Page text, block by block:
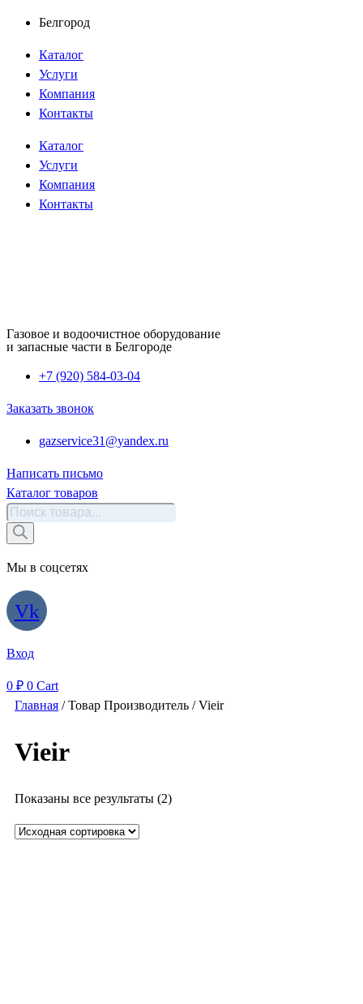
Перейти
содержимому
Белгород
Каталог
Услуги
Компания
Контакты
Каталог
Услуги
Компания
Контакты
Газовое и водоочистное оборудование
и запасные части в Белгороде
+7 (920) 584-03-04
Заказать звонок
gazservice31@yandex.ru
Написать письмо
Каталог товаров
Поиск
товаров
Мы в соцсетях
Vk
Вход
0 ₽ 0 Cart
Главная / Товар Производитель / Vieir
Vieir
Показаны все результаты (2)